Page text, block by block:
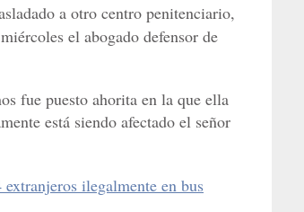
a otro centro penitenciario,
el abogado defensor de
fue puesto ahorita en la que ella
está siendo afectado el señor
extranjeros ilegalmente en bus